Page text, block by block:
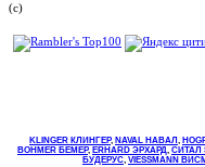
(c)
KLINGER КЛИНГЕР, NAVAL НАВАЛ ,
BOHMER БЕМЕР, ERHARD ЭРХАРД, СИТАЛ
БУДЕРУС, VIESSMANN